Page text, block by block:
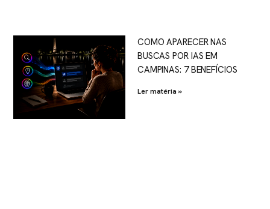
COMO APARECER NAS
BUSCAS POR IAS EM
CAMPINAS: 7 BENEFÍCIOS
Ler matéria »